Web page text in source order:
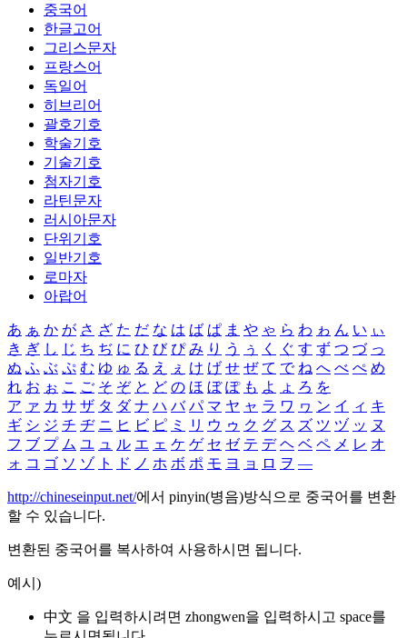
중국어
한글고어
그리스문자
프랑스어
독일어
히브리어
괄호기호
학술기호
기술기호
첨자기호
라틴문자
러시아문자
단위기호
일반기호
로마자
아랍어
あ ぁ か が さ ざ た だ な は ば ぱ ま や ゃ ら わ ゎ ん い ぃ
き ぎ し じ ち ぢ に ひ び ぴ み り う ぅ く ぐ す ず つ づ っ
ぬ ふ ぶ ぷ む ゆ ゅ る え ぇ け げ せ ぜ て で ね へ べ ぺ め
れ お ぉ こ ご そ ぞ と ど の ほ ぼ ぽ も よ ょ ろ を
ア ァ カ サ ザ タ ダ ナ ハ バ パ マ ヤ ャ ラ ワ ヮ ン イ ィ キ
ギ シ ジ チ ヂ ニ ヒ ビ ピ ミ リ ウ ゥ ク グ ス ズ ツ ヅ ッ ヌ
フ ブ プ ム ユ ュ ル エ ェ ケ ゲ セ ゼ テ デ ヘ ベ ペ メ レ オ
ォ コ ゴ ソ ゾ ト ド ノ ホ ボ ポ モ ヨ ョ ロ ヲ ―
http://chineseinput.net/에서 pinyin(병음)방식으로 중국어를 변환
할 수 있습니다.
변환된 중국어를 복사하여 사용하시면 됩니다.
예시)
中文 을 입력하시려면 zhongwen을 입력하시고 space를